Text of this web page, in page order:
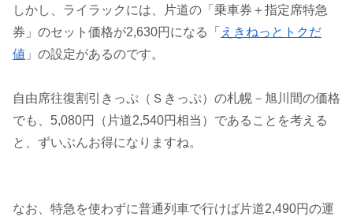
しかし、 ライラック には、片道の「乗車券＋指定席特急
券」のセット価格が2,630円になる「 えきねっとトクだ
値 」の設定があるのです。
自由席往復割引きっぷ（Ｓきっぷ）の札幌－旭川間の価格
でも、5,080円（片道2,540円相当）であることを考える
と、ずいぶんお得になりますね。
なお、特急を使わずに普通列車で行けば片道2,490円の運